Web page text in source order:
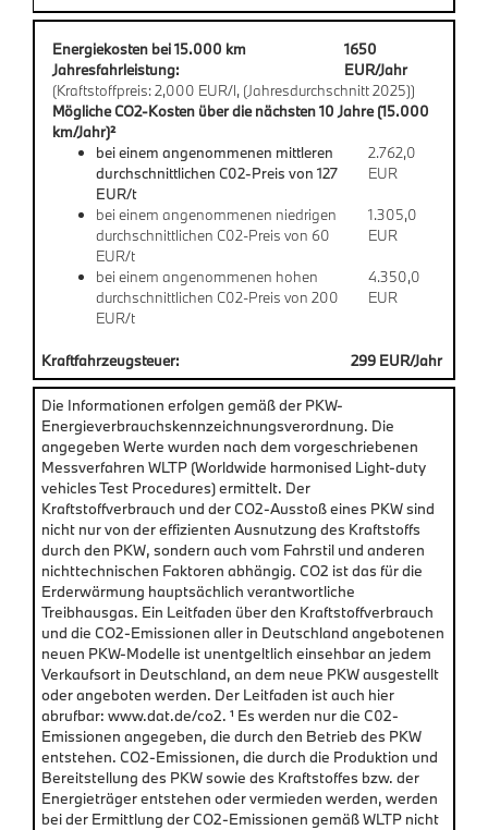
Energiekosten bei 15.000 km
Jahresfahrleistung:
1650
EUR/Jahr
(Kraftstoffpreis: 2,000 EUR/l, (Jahresdurchschnitt 2025))
Mögliche CO2-Kosten über die nächsten 10 Jahre (15.000
km/Jahr)²
bei einem angenommenen mittleren
durchschnittlichen C02-Preis von 127
EUR/t
2.762,0
EUR
bei einem angenommenen niedrigen
durchschnittlichen C02-Preis von 60
EUR/t
1.305,0
EUR
bei einem angenommenen hohen
durchschnittlichen C02-Preis von 200
EUR/t
4.350,0
EUR
Kraftfahrzeugsteuer: 299 EUR/Jahr
Die Informationen erfolgen gemäß der PKW-
Energieverbrauchskennzeichnungsverordnung. Die
angegeben Werte wurden nach dem vorgeschriebenen
Messverfahren WLTP (Worldwide harmonised Light-duty
vehicles Test Procedures) ermittelt. Der
Kraftstoffverbrauch und der CO2-Ausstoß eines PKW sind
nicht nur von der effizienten Ausnutzung des Kraftstoffs
durch den PKW, sondern auch vom Fahrstil und anderen
nichttechnischen Faktoren abhängig. CO2 ist das für die
Erderwärmung hauptsächlich verantwortliche
Treibhausgas. Ein Leitfaden über den Kraftstoffverbrauch
und die CO2-Emissionen aller in Deutschland angebotenen
neuen PKW-Modelle ist unentgeltlich einsehbar an jedem
Verkaufsort in Deutschland, an dem neue PKW ausgestellt
oder angeboten werden. Der Leitfaden ist auch hier
abrufbar: www.dat.de/co2. ¹ Es werden nur die C02-
Emissionen angegeben, die durch den Betrieb des PKW
entstehen. CO2-Emissionen, die durch die Produktion und
Bereitstellung des PKW sowie des Kraftstoffes bzw. der
Energieträger entstehen oder vermieden werden, werden
bei der Ermittlung der CO2-Emissionen gemäß WLTP nicht